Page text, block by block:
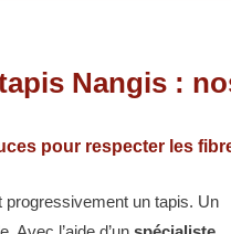
Nangis :
pour respecter les
un tapis. Un